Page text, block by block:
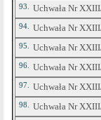
93. Uchwała Nr
94. Uchwała Nr
95. Uchwała Nr
96. Uchwała Nr
97. Uchwała Nr
98. Uchwała Nr